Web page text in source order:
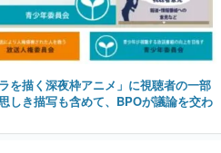
を描く深夜枠アニメ」に視聴者の一部
しき描写も含めて、BPOが議論を交わ